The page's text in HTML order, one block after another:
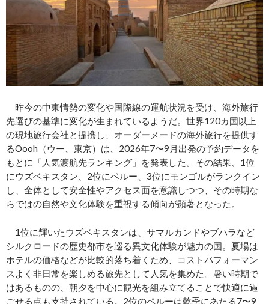
昨今の中東情勢の変化や国際線の運航状況を受け、海外旅行
先選びの基準に変化が生まれているようだ。世界120カ国以上
の現地旅行会社と提携し、オーダーメードの海外旅行を提供す
るOooh（ウー、東京）は、2026年7〜9月出発の予約データを
もとに「人気渡航先ランキング」を発表した。その結果、1位
にウズベキスタン、2位にペルー、3位にモンゴルがランクイン
し、全体として安全性やアクセス面を意識しつつ、その時期な
らではの自然や文化体験を重視する傾向が顕著となった。
1位に輝いたウズベキスタンは、サマルカンドやブハラなど
シルクロードの歴史都市を巡る異文化体験が魅力の国。夏場は
ホテルの価格などが比較的落ち着くため、コストパフォーマン
スよく非日常を楽しめる旅先として人気を集めた。暑い時期で
はあるものの、朝夕を中心に観光を組み立てることで快適に過
ごせる点も支持されている。2位のペルーは乾季にあたる7〜9